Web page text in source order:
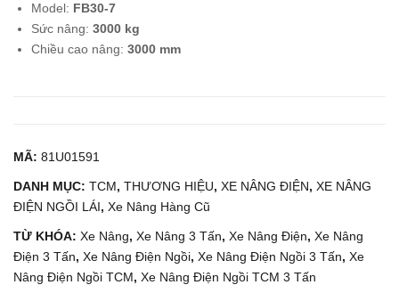
0-
Model: FB30-7
Sức nâng: 3000 kg
Chiều cao nâng: 3000 mm
MÃ: 81U01591
DANH MỤC: TCM, THƯƠNG HIỆU, XE NÂNG ĐIỆN, XE NÂNG
ĐIỆN NGỒI LÁI, Xe Nâng Hàng Cũ
TỪ KHÓA: Xe Nâng, Xe Nâng 3 Tấn, Xe Nâng Điện, Xe Nâng
Điện 3 Tấn, Xe Nâng Điện Ngồi, Xe Nâng Điện Ngồi 3 Tấn, Xe
Nâng Điện Ngồi TCM, Xe Nâng Điện Ngồi TCM 3 Tấn